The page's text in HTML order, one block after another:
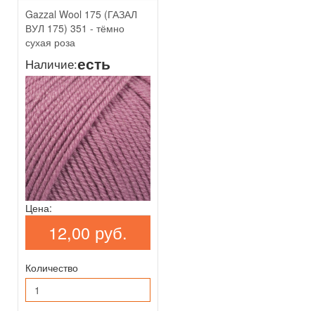
Gazzal Wool 175 (ГАЗАЛ
ВУЛ 175) 351 - тёмно
сухая роза
Наличие:есть
Цена:
12,00 руб.
Количество